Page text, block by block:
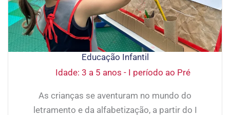
Educação Infantil
Idade: 3 a 5 anos - I período ao Pré
As crianças se aventuram no mundo do
letramento e da alfabetização, a partir do I